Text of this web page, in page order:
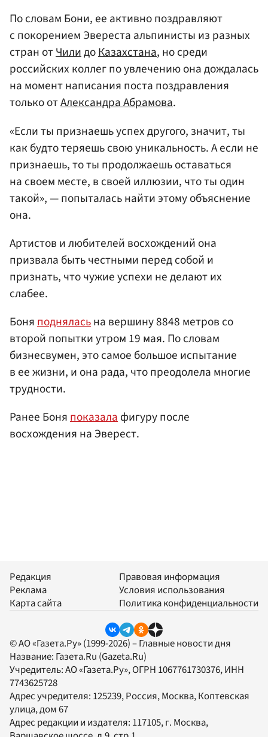
По словам Бони, ее активно поздравляют
с покорением Эвереста альпинисты из разных
стран отЧилидоКазахстана, но среди
российских коллег по увлечению она дождалась
на момент написания поста поздравления
только отАлександра Абрамова.
«Если ты признаешь успех другого, значит, ты
как будто теряешь свою уникальность. А если не
признаешь, то ты продолжаешь оставаться
на своем месте, в своей иллюзии, что ты один
такой», — попыталась найти этому объяснение
она.
Артистов и любителей восхождений она
призвала быть честными перед собой и
признать, что чужие успехи не делают их
слабее.
Боняподняласьна вершину 8848 метров со
второй попытки утром 19 мая. По словам
бизнесвумен, это самое большое испытание
в ее жизни, и она рада, что преодолела многие
трудности.
Ранее Боняпоказалафигуру после
восхождения на Эверест.
Редакция
Реклама
Карта сайта
Правовая информация
Условия использования
Политика конфиденциальности
© АО «Газета.Ру» (1999-2026) – Главные новости дня
Название: Газета.Ru (Gazeta.Ru)
Учредитель:АО «Газета.Ру», ОГРН 1067761730376, ИНН
7743625728
Адрес учредителя: 125239, Россия, Москва, Коптевская
улица, дом 67
Адрес редакции и издателя: 117105, г. Москва,